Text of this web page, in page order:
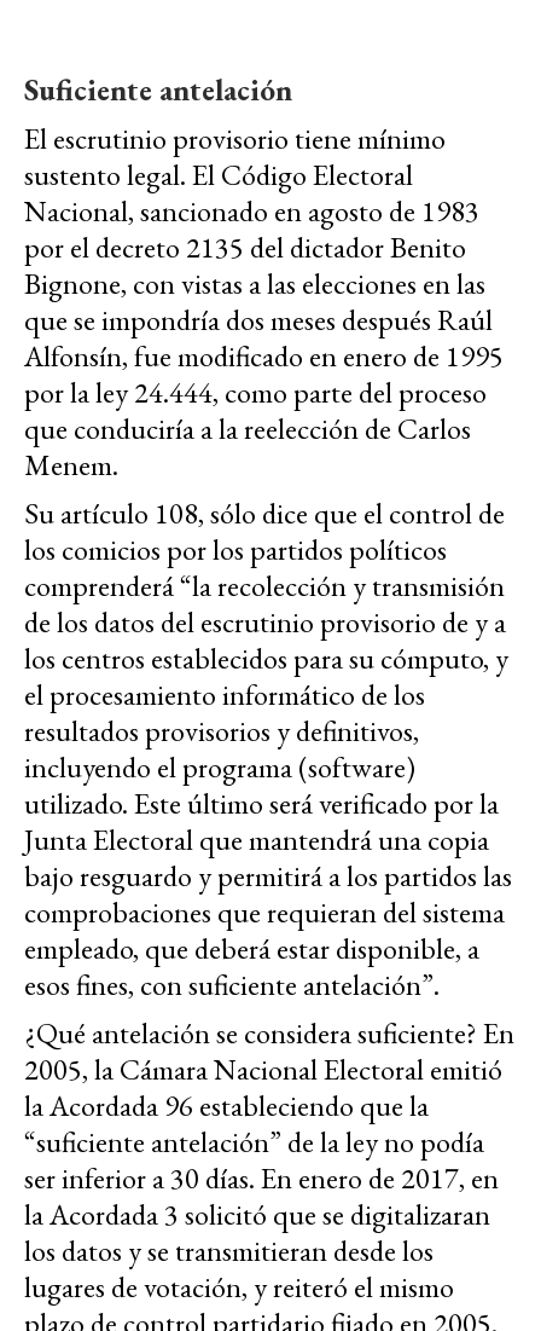
Suficiente antelación
El escrutinio provisorio tiene mínimo
sustento legal. El Código Electoral
Nacional, sancionado en agosto de 1983
por el decreto 2135 del dictador Benito
Bignone, con vistas a las elecciones en las
que se impondría dos meses después Raúl
Alfonsín, fue modificado en enero de 1995
por la ley 24.444, como parte del proceso
que conduciría a la reelección de Carlos
Menem.
Su artículo 108, sólo dice que el control de
los comicios por los partidos políticos
comprenderá “la recolección y transmisión
de los datos del escrutinio provisorio de y a
los centros establecidos para su cómputo, y
el procesamiento informático de los
resultados provisorios y definitivos,
incluyendo el programa (software)
utilizado. Este último será verificado por la
Junta Electoral que mantendrá una copia
bajo resguardo y permitirá a los partidos las
comprobaciones que requieran del sistema
empleado, que deberá estar disponible, a
esos fines, con suficiente antelación”.
¿Qué antelación se considera suficiente? En
2005, la Cámara Nacional Electoral emitió
la Acordada 96 estableciendo que la
“suficiente antelación” de la ley no podía
ser inferior a 30 días. En enero de 2017, en
la Acordada 3 solicitó que se digitalizaran
los datos y se transmitieran desde los
lugares de votación, y reiteró el mismo
plazo de control partidario fijado en 2005.